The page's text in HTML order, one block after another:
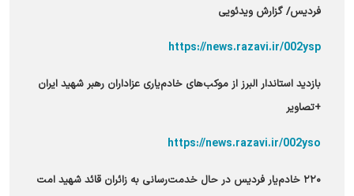
فردیس/ گزارش ویدئویی
https://news.razavi.ir/002ysp
بازدید استاندار البرز از موکب‌های خادم‌یاری عزاداران رهبر شهید ایران
+تصاویر
https://news.razavi.ir/002yso
۲۲۰ خادم‌یار فردیس در حال خدمت‌رسانی به زائران قائد شهید امت